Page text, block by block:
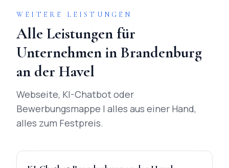
WEITERE LEISTUNGEN
Alle Leistungen für
Unternehmen inBrandenburg
an der Havel
Webseite, KI-Chatbot oder
Bewerbungsmappe | alles aus einer Hand,
alles zum Festpreis.